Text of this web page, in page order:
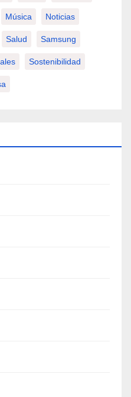
Música Noticias
Salud Samsung
Sostenibilidad